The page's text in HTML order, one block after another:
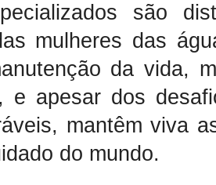
são
mulheres das
da vida,
e apesar dos
mantêm viva
do mundo.